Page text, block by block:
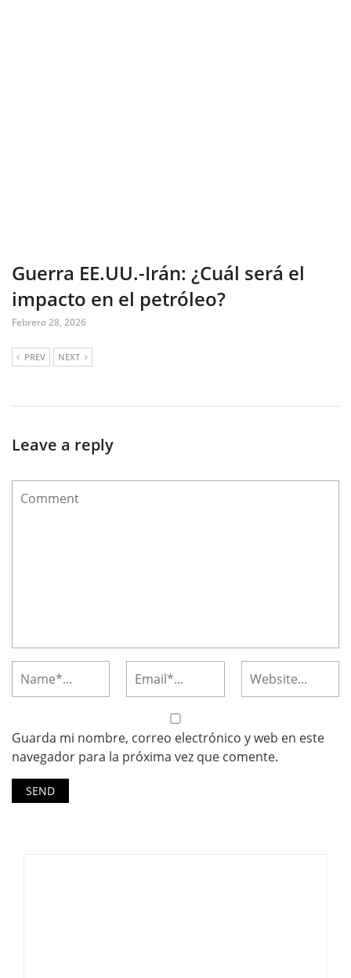
Guerra EE.UU.-Irán: ¿Cuál será el
impacto en el petróleo?
Febrero 28, 2026
PREV NEXT
Leave a reply
Guarda mi nombre, correo electrónico y web en este
navegador para la próxima vez que comente.